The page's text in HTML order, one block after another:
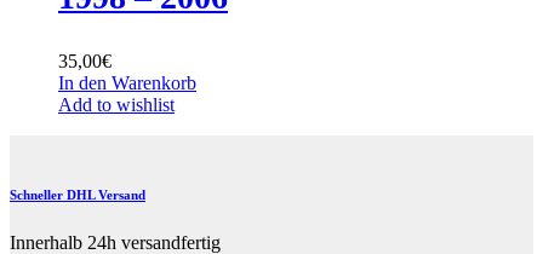
35,00€
In den Warenkorb
Add to wishlist
Schneller DHL Versand
Innerhalb 24h versandfertig